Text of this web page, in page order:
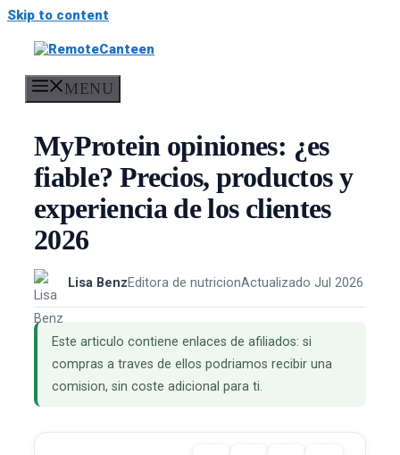
Skip to content
MENU
MyProtein opiniones: ¿es
fiable? Precios, productos y
experiencia de los clientes
2026
Lisa BenzEditora de nutricionActualizado Jul 2026
Este articulo contiene enlaces de afiliados: si
compras a traves de ellos podriamos recibir una
comision, sin coste adicional para ti.